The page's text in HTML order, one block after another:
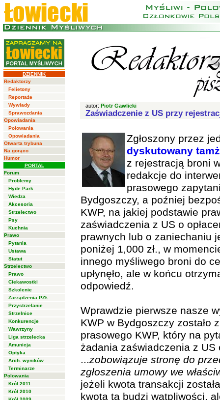
DZIENNIK
Redaktorzy
Felietony
Reportaże
Wywiady
Sprawozdania
Opowiadania
Polowania
Opowiadania
Otwarta trybuna
Na gorąco
Humor
PORTAL
Forum
Problemy
Hyde Park
Wiedza
Akcesoria
Strzelectwo
Psy
Kuchnia
Prawo
Pytania
Ustawa
Statut
Strzelectwo
Prawo
Ciekawostki
Szkolenie
Zarządzenia PZŁ
Przystrzelanie
Strzelnice
Konkurencje
Wawrzyny
Liga strzelecka
Amunicja
Optyka
Arch. wyników
Terminarze
Polowania
Król 2011
Król 2010
autor: Piotr Gawlicki
Zaświadczenie z US przy
Zgłoszony przez
dyskutowany
z rejestracją broni
redakcje do
prasowego
Bydgoszczy, a poźniej
KWP, na jakiej podstawie
zaświadczenia z US o
prawnych lub o zaniechaniu
poniżej 1,000 zł., w
innego myśliwego broni do
upłynęło, ale w końcu
odpowiedź.
Wprawdzie pierwsze nasze
KWP w Bydgoszczy zostało
prasowego KWP, który na
żadania zaświadczenia z US
...zobowiązuje stronę do
zgłoszenia umowy we
jeżeli kwota transakcji
kwota ta budzi wątpliwości,